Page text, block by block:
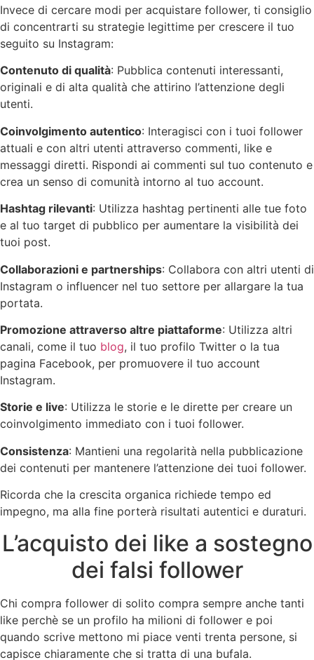
Invece di cercare modi per acquistare follower, ti consiglio
di concentrarti su strategie legittime per crescere il tuo
seguito su Instagram:
Contenuto di qualità: Pubblica contenuti interessanti,
originali e di alta qualità che attirino l’attenzione degli
utenti.
Coinvolgimento autentico: Interagisci con i tuoi follower
attuali e con altri utenti attraverso commenti, like e
messaggi diretti. Rispondi ai commenti sul tuo contenuto e
crea un senso di comunità intorno al tuo account.
Hashtag rilevanti: Utilizza hashtag pertinenti alle tue foto
e al tuo target di pubblico per aumentare la visibilità dei
tuoi post.
Collaborazioni e partnerships: Collabora con altri utenti di
Instagram o influencer nel tuo settore per allargare la tua
portata.
Promozione attraverso altre piattaforme: Utilizza altri
canali, come il tuo blog, il tuo profilo Twitter o la tua
pagina Facebook, per promuovere il tuo account
Instagram.
Storie e live: Utilizza le storie e le dirette per creare un
coinvolgimento immediato con i tuoi follower.
Consistenza: Mantieni una regolarità nella pubblicazione
dei contenuti per mantenere l’attenzione dei tuoi follower.
Ricorda che la crescita organica richiede tempo ed
impegno, ma alla fine porterà risultati autentici e duraturi.
L’acquisto dei like a sostegno
dei falsi follower
Chi compra follower di solito compra sempre anche tanti
like perchè se un profilo ha milioni di follower e poi
quando scrive mettono mi piace venti trenta persone, si
capisce chiaramente che si tratta di una bufala.